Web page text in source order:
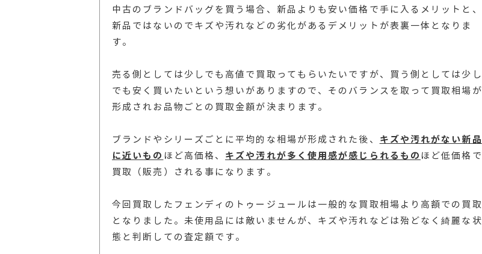
中古のブランドバッグを買う場合、新品よりも安い価格で手に入るメリットと、
新品ではないのでキズや汚れなどの劣化があるデメリットが表裏一体となりま
す。
売る側としては少しでも高値で買取ってもらいたいですが、買う側としては少し
でも安く買いたいという想いがありますので、そのバランスを取って買取相場が
形成されお品物ごとの買取金額が決まります。
ブランドやシリーズごとに平均的な相場が形成された後、 キズや汚れがない新品
に近いもの ほど高価格、 キズや汚れが多く使用感が感じられるもの ほど低価格で
買取（販売）される事になります。
今回買取したフェンディのトゥージュールは一般的な買取相場より高額での買取
となりました。未使用品には敵いませんが、キズや汚れなどは殆どなく綺麗な状
態と判断しての査定額です。